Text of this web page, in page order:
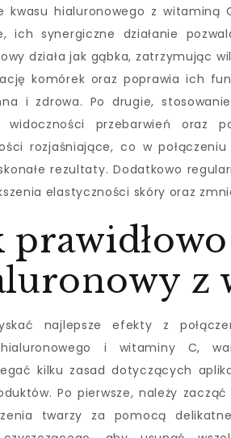
kwasu hialuronowego z witaminą
ich synergiczne działanie
działa jak gąbka, zatrzymując
komórek oraz poprawia ich
i zdrowa. Po drugie,
widoczności przebarwień oraz
rozjaśniające, co w
rezultaty. Dodatkowo
elastyczności skóry oraz
z
najlepsze efekty z
i witaminy C,
kilku zasad dotyczących
Po pierwsze, należy zacząć
twarzy za pomocą